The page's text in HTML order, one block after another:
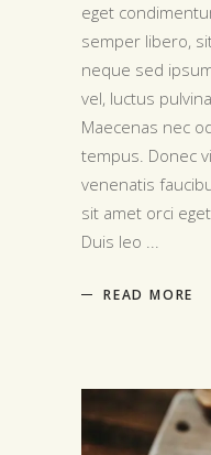
eget
semper libero,
neque sed
vel, luctus
Maecenas nec
tempus. Donec
venenatis
sit amet orci
Duis leo
READ MORE